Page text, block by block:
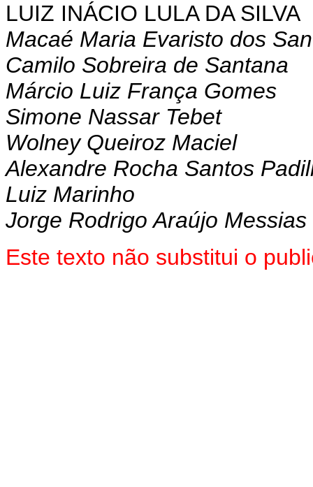
LUIZ INÁCIO LULA DA SILVA
Macaé Maria Evaristo dos
Camilo Sobreira de Santana
Márcio Luiz França Gomes
Simone Nassar Tebet
Wolney Queiroz Maciel
Alexandre Rocha Santos
Luiz Marinho
Jorge Rodrigo Araújo Messias
Este texto não substitui o